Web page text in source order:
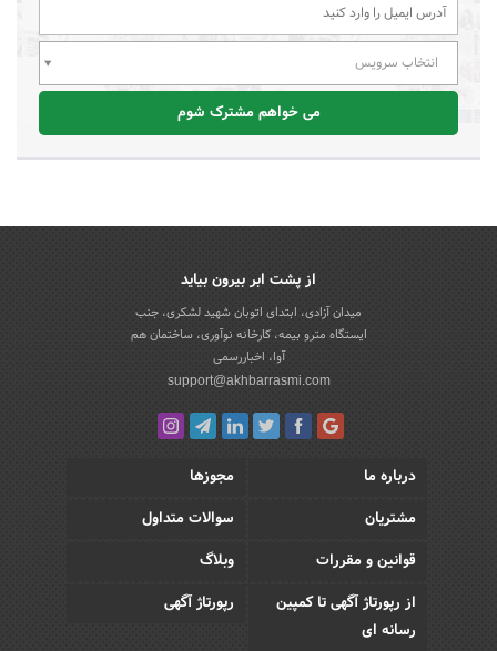
انتخاب سرویس
می خواهم مشترک شوم
از پشت ابر بیرون بیاید
میدان آزادی، ابتدای اتوبان شهید لشکری، جنب
ایستگاه مترو بیمه، کارخانه نوآوری، ساختمان هم
آوا، اخباررسمی
support@akhbarrasmi.com
درباره ما
مجوزها
مشتریان
سوالات متداول
قوانین و مقررات
وبلاگ
از رپورتاژ آگهی تا کمپین
رسانه ای
رپورتاژ آگهی